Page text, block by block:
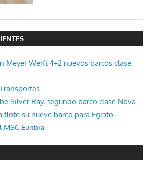
Meyer Werft 4+2 nuevos barcos clase
Silver Ray, segundo barco clase Nova
flote su nuevo barco para Egipto
MSC Euribia